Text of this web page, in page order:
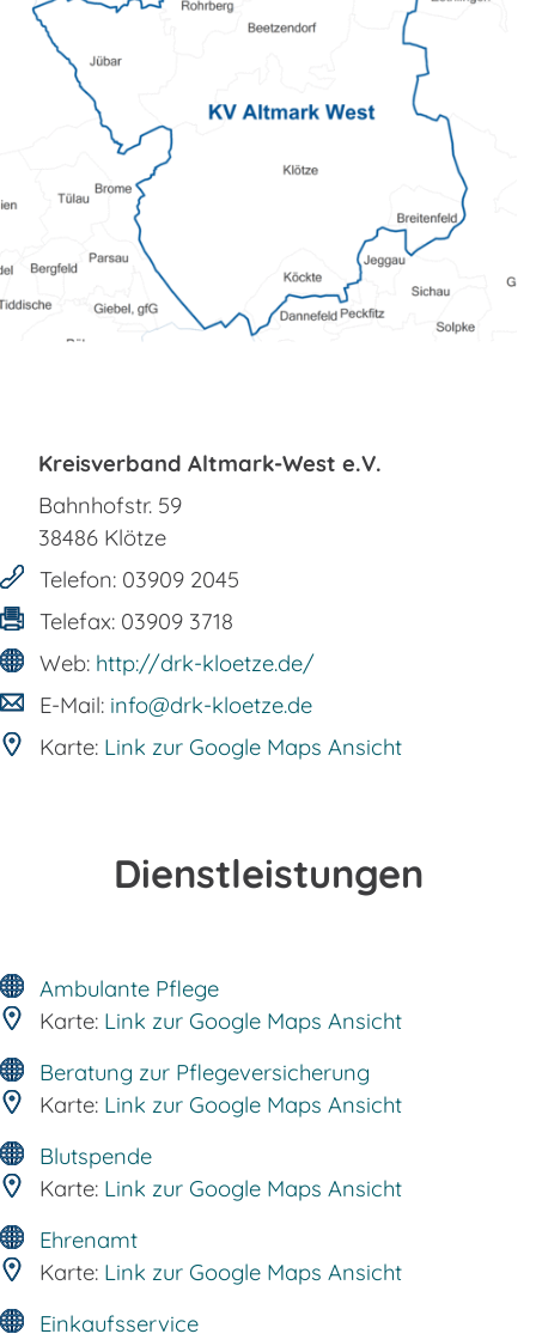
Kreisverband Altmark-West e.V.
Bahnhofstr. 59
38486 Klötze
Telefon: 03909 2045
Telefax: 03909 3718
Web: http://drk-kloetze.de/
E-Mail: info@drk-kloetze.de
Karte: Link zur Google Maps Ansicht
Dienstleistungen
Ambulante Pflege
Karte: Link zur Google Maps Ansicht
Beratung zur Pflegeversicherung
Karte: Link zur Google Maps Ansicht
Blutspende
Karte: Link zur Google Maps Ansicht
Ehrenamt
Karte: Link zur Google Maps Ansicht
Einkaufsservice